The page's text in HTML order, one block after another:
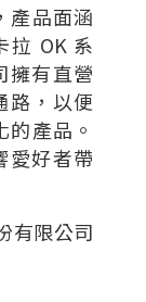
品面涵
拉 OK 系
擁有直營
路，以便
產品。
愛好者帶
有限公司